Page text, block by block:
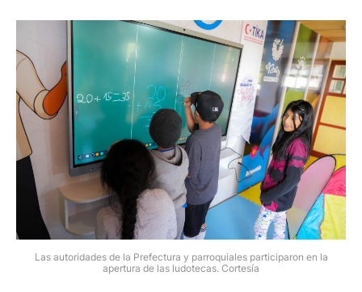
Las autoridades de la Prefectura y parroquiales participaron en la
apertura de las ludotecas. Cortesía